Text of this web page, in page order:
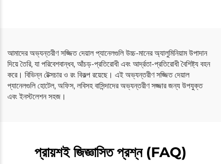
আমাদের অভ্যন্তরীণ সজ্জিত দেয়াল প্যানেলগুলি উচ্চ-মানের অ্যালুমিনিয়াম উপাদান
দিয়ে তৈরি, যা পরিবেশবান্ধব, আঁচড়-প্রতিরোধী এবং আর্দ্রতা-প্রতিরোধী বৈশিষ্ট্য বহন
করে। বিভিন্ন টেক্সচার ও রং বিকল্প রয়েছে। এই অভ্যন্তরীণ সজ্জিত দেয়াল
প্যানেলগুলি হোটেল, অফিস, লবিসহ বাসিন্দাদের অভ্যন্তরীণ সজ্জার জন্য উপযুক্ত
এবং ইনস্টলেশন সহজ।
প্রায়শই জিজ্ঞাসিত প্রশ্ন (FAQ)